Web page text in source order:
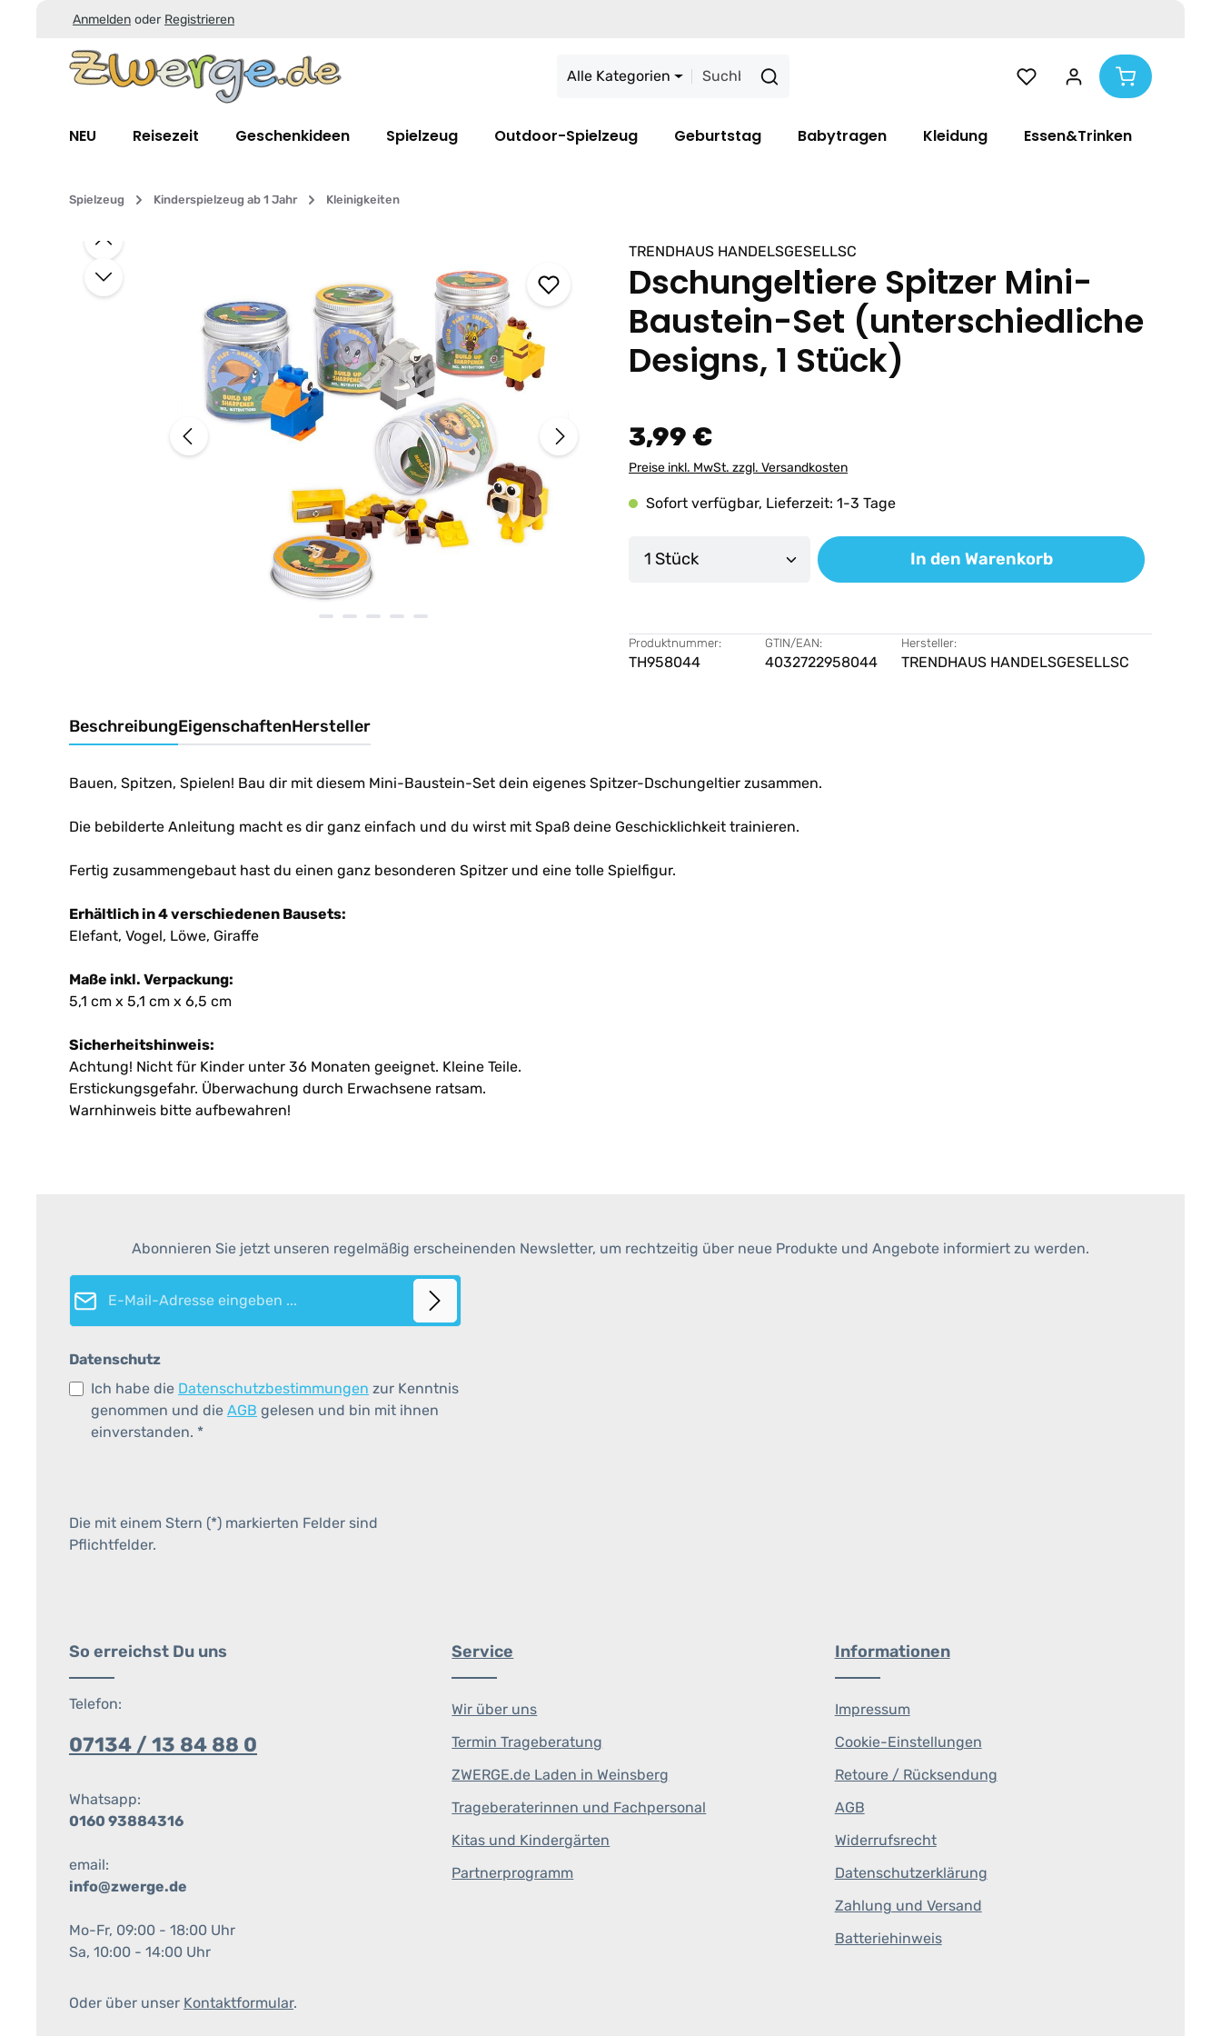
Zum Hauptinhalt springen
Zur Suche springen
Zur Hauptnavigation springen
Anmelden oder Registrieren
Alle Kategorien
NEU Reisezeit Geschenkideen Spielzeug Outdoor-Spielzeug Geburtstag Babytragen Kleidung Essen&Trinken
Spielzeug Kinderspielzeug ab 1 Jahr Kleinigkeiten
Bildergalerie überspringen TRENDHAUS HANDELSGESELLSC
Dschungeltiere Spitzer Mini-
Baustein-Set (unterschiedliche
Designs, 1 Stück)
3,99 €
Preise inkl. MwSt. zzgl. Versandkosten
Sofort verfügbar, Lieferzeit: 1-3 Tage
Produkt Anzahl: Gib den gewünschten Wert ein oder
In den Warenkorb
Produktnummer:
TH958044
GTIN/EAN:
4032722958044
Hersteller:
TRENDHAUS HANDELSGESELLSC
BeschreibungEigenschaftenHersteller
Bauen, Spitzen, Spielen! Bau dir mit diesem Mini-Baustein-Set dein eigenes Spitzer-Dschungeltier zusammen.
Die bebilderte Anleitung macht es dir ganz einfach und du wirst mit Spaß deine Geschicklichkeit trainieren.
Fertig zusammengebaut hast du einen ganz besonderen Spitzer und eine tolle Spielfigur.
Erhältlich in 4 verschiedenen Bausets:
Elefant, Vogel, Löwe, Giraffe
Maße inkl. Verpackung:
5,1 cm x 5,1 cm x 6,5 cm
Sicherheitshinweis:
Achtung! Nicht für Kinder unter 36 Monaten geeignet. Kleine Teile.
Erstickungsgefahr. Überwachung durch Erwachsene ratsam.
Warnhinweis bitte aufbewahren!
Abonnieren Sie jetzt unseren regelmäßig erscheinenden Newsletter, um rechtzeitig über neue Produkte und Angebote informiert zu werden.
E-Mail-Adresse*
Datenschutz
Ich habe die Datenschutzbestimmungen zur Kenntnis
genommen und die AGB gelesen und bin mit ihnen
einverstanden. *
Die mit einem Stern (*) markierten Felder sind
Pflichtfelder.
So erreichst Du uns
Telefon:
07134 / 13 84 88 0
Whatsapp:
0160 93884316
email:
info@zwerge.de
Mo-Fr, 09:00 - 18:00 Uhr
Sa, 10:00 - 14:00 Uhr
Oder über unser Kontaktformular.
Service
Wir über uns
Termin Trageberatung
ZWERGE.de Laden in Weinsberg
Trageberaterinnen und Fachpersonal
Kitas und Kindergärten
Partnerprogramm
Informationen
Impressum
Cookie-Einstellungen
Retoure / Rücksendung
AGB
Widerrufsrecht
Datenschutzerklärung
Zahlung und Versand
Batteriehinweis